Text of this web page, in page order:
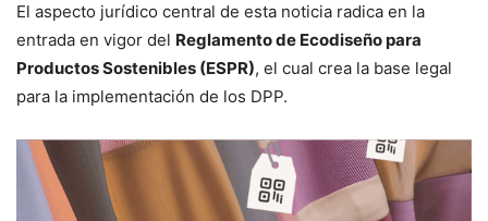
El aspecto jurídico central de esta noticia radica en la
entrada en vigor del Reglamento de Ecodiseño para
Productos Sostenibles (ESPR), el cual crea la base legal
para la implementación de los DPP.